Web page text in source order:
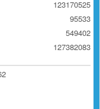
123170525
95533
549402
127382083